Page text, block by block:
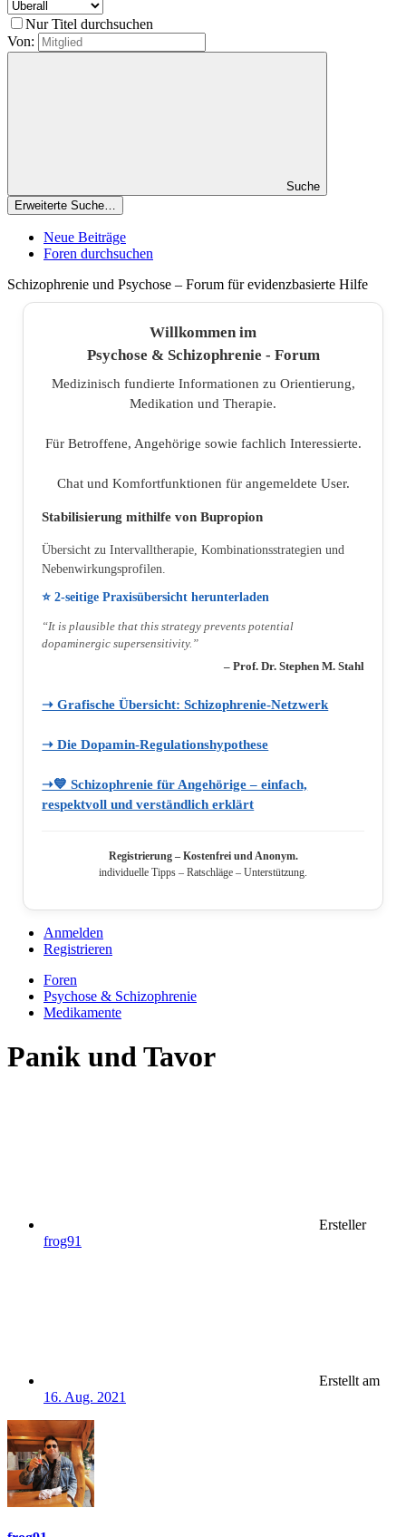
Nur Titel durchsuchen
Von:
Suche
Erweiterte Suche…
Neue Beiträge
Foren durchsuchen
Schizophrenie und Psychose – Forum für evidenzbasierte Hilfe
Willkommen im
Psychose & Schizophrenie - Forum
Medizinisch fundierte Informationen zu Orientierung,
Medikation und Therapie.
Für Betroffene, Angehörige sowie fachlich Interessierte.
Chat und Komfortfunktionen für angemeldete User.
Stabilisierung mithilfe von Bupropion
Übersicht zu Intervalltherapie, Kombinationsstrategien und
Nebenwirkungsprofilen.
⭐ 2‑seitige Praxisübersicht herunterladen
“It is plausible that this strategy prevents potential
dopaminergic supersensitivity.”
– Prof. Dr. Stephen M. Stahl
➝ Grafische Übersicht: Schizophrenie‑Netzwerk
➝ Die Dopamin‑Regulationshypothese
➝💙 Schizophrenie für Angehörige – einfach,
respektvoll und verständlich erklärt
Registrierung – Kostenfrei und Anonym.
individuelle Tipps – Ratschläge – Unterstützung.
Anmelden
Registrieren
Foren
Psychose & Schizophrenie
Medikamente
Panik und Tavor
Ersteller
frog91
Erstellt am
16. Aug. 2021